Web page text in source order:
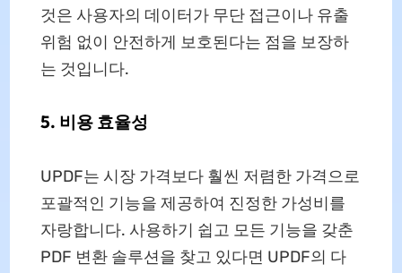
것은 사용자의 데이터가 무단 접근이나 유출
위험 없이 안전하게 보호된다는 점을 보장하
는 것입니다.
5. 비용 효율성
UPDF는 시장 가격보다 훨씬 저렴한 가격으로
포괄적인 기능을 제공하여 진정한 가성비를
자랑합니다. 사용하기 쉽고 모든 기능을 갖춘
PDF 변환 솔루션을 찾고 있다면 UPDF의 다